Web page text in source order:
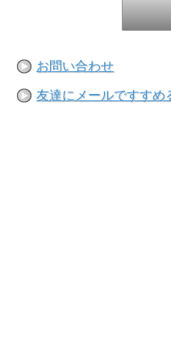
お問い合わせ
友達にメールですすめ